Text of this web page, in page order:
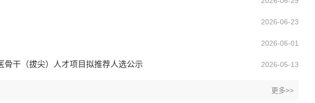
2026-06-23
2026-06-01
干（拔尖）人才项目拟推荐人选公示 2026-05-13
更多>>